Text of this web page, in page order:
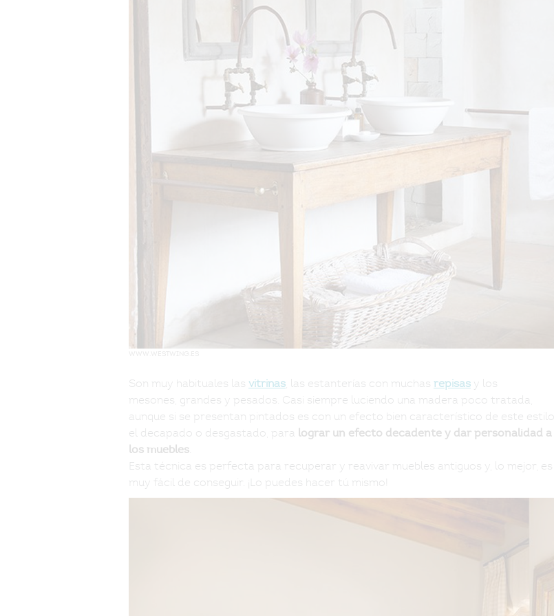
Son muy habituales las vitrinas , las estanterías con muchas repisas y los
mesones, grandes y pesados. Casi siempre luciendo una madera poco tratada,
aunque si se presentan pintados es con un efecto bien característico de este estilo:
el decapado o desgastado, para lograr un efecto decadente y dar personalidad a
los muebles
Esta técnica es perfecta para recuperar y reavivar muebles antiguos y, lo mejor, es
muy fácil de conseguir. ¡Lo puedes hacer tú mismo!